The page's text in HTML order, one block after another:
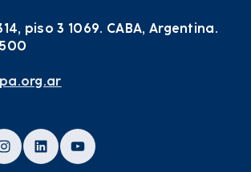
piso 3 1069. CABA, Argentina.
LinkedInYouTube